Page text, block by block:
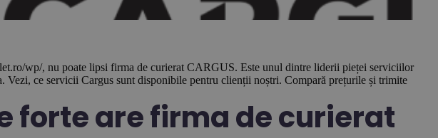
wp/, nu poate lipsi firma de curierat CARGUS. Este unul dintre liderii pieței serviciilor
Vezi, ce servicii Cargus sunt disponibile pentru clienții noștri. Compară prețurile și trimite
forte are firma de curierat